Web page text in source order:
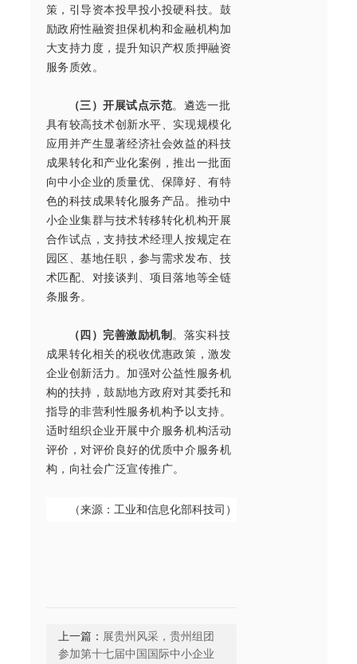
策，引导资本投早投小投硬科技。鼓
励政府性融资担保机构和金融机构加
大支持力度，提升知识产权质押融资
服务质效。
（三）开展试点示范。遴选一批
具有较高技术创新水平、实现规模化
应用并产生显著经济社会效益的科技
成果转化和产业化案例，推出一批面
向中小企业的质量优、保障好、有特
色的科技成果转化服务产品。推动中
小企业集群与技术转移转化机构开展
合作试点，支持技术经理人按规定在
园区、基地任职，参与需求发布、技
术匹配、对接谈判、项目落地等全链
条服务。
（四）完善激励机制。落实科技
成果转化相关的税收优惠政策，激发
企业创新活力。加强对公益性服务机
构的扶持，鼓励地方政府对其委托和
指导的非营利性服务机构予以支持。
适时组织企业开展中介服务机构活动
评价，对评价良好的优质中介服务机
构，向社会广泛宣传推广。
（来源：工业和信息化部科技司）
上一篇： 展贵州风采，贵州组团
参加第十七届中国国际中小企业